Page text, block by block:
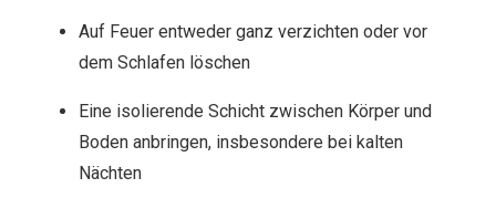
Auf Feuer entweder ganz verzichten oder vor
dem Schlafen löschen
Eine isolierende Schicht zwischen Körper und
Boden anbringen, insbesondere bei kalten
Nächten